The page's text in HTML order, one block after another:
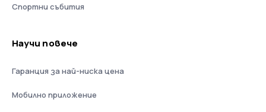
Спортни събития
Научи повече
Гаранция за най-ниска цена
Мобилно приложение